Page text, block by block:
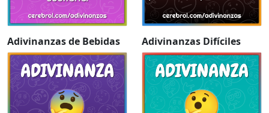
Adivinanzas de Bebidas Adivinanzas Difíciles